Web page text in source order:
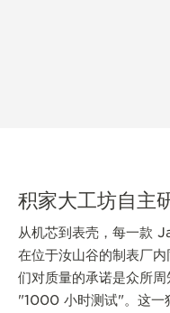
积家大工坊自主
从机芯到表壳，每一款
在位于汝山谷的制表厂
们对质量的承诺是众所
"1000 小时测试"。这一